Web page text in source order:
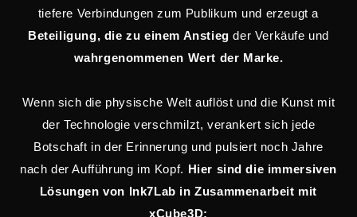
tiefere Verbindungen zum Publikum und erzeugt a
Beteiligung, die zu einem Anstieg der Verkäufe und
wahrgenommenen Wert der Marke.
Wenn sich die physische Welt auflöst und die Kunst mit
der Technologie verschmilzt, verankert sich jede
Botschaft in der Erinnerung und pulsiert noch Jahre
nach der Aufführung im Kopf. Hier sind die immersiven
Lösungen von Ink7Lab in Zusammenarbeit mit
xCube3D: